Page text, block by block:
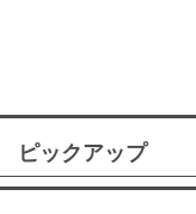
ピックアップ